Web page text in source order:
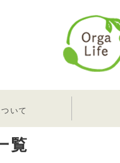
いて
覧